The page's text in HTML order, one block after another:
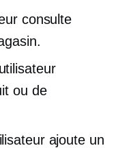
consulte
ou de
ajoute un